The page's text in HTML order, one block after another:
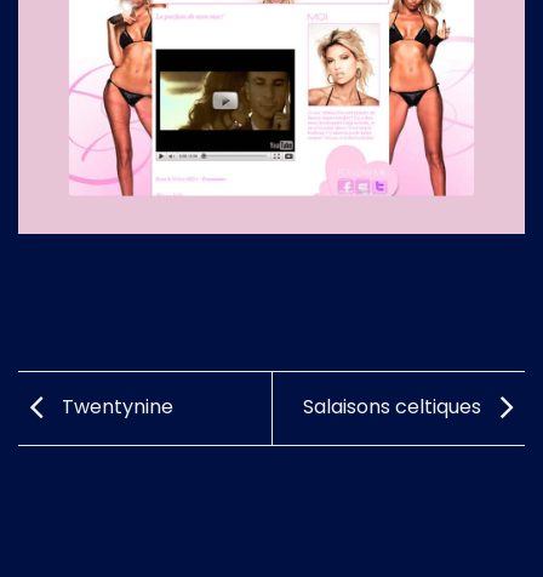
Twentynine Salaisons celtiques